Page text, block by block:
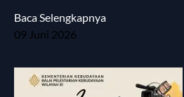
Baca Selengkapnya
09 Juni 2026